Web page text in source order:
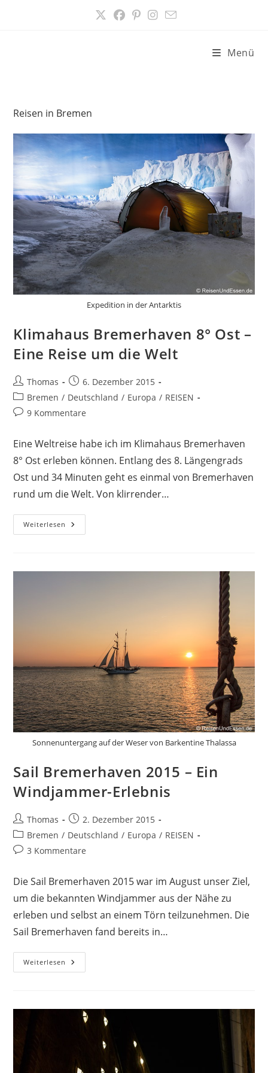
Menü
Reisen in Bremen
Expedition in der Antarktis
Klimahaus Bremerhaven 8° Ost –
Eine Reise um die Welt
Beitrags-
Autor:
Thomas
Beitrag
veröffentlicht:
6. Dezember 2015
Beitrags-
Kategorie:
Bremen / Deutschland / Europa / REISEN
Beitrags-
9 Kommentare
Eine Weltreise habe ich im Klimahaus Bremerhaven
8° Ost erleben können. Entlang des 8. Längengrads
Ost und 34 Minuten geht es einmal von Bremerhaven
rund um die Welt. Von klirrender…
Weiterlesen Klimahaus
Bremerhaven
Reise
Sonnenuntergang auf der Weser von Barkentine Thalassa
Sail Bremerhaven 2015 – Ein
Windjammer-Erlebnis
Beitrags-
Autor:
Thomas
Beitrag
veröffentlicht:
2. Dezember 2015
Beitrags-
Kategorie:
Bremen / Deutschland / Europa / REISEN
Beitrags-
3 Kommentare
Die Sail Bremerhaven 2015 war im August unser Ziel,
um die bekannten Windjammer aus der Nähe zu
erleben und selbst an einem Törn teilzunehmen. Die
Sail Bremerhaven fand bereits in…
Weiterlesen Sail
Bremerhaven
Erlebnis